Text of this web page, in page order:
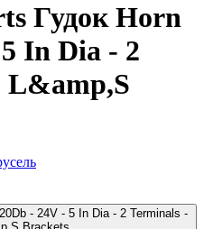
Гудок Horn
In Dia - 2
L&amp,S